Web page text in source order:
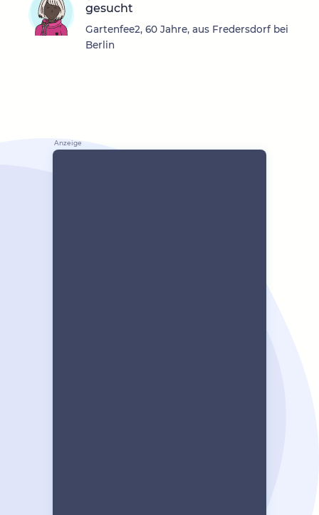
gesucht
Gartenfee2, 60 Jahre, aus Fredersdorf bei
Berlin